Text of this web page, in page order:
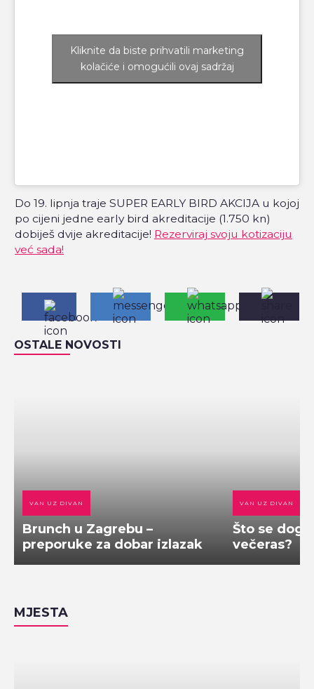
Kliknite da biste prihvatili marketing
kolačiće i omogućili ovaj sadržaj
Do 19. lipnja traje SUPER EARLY BIRD AKCIJA u kojoj
po cijeni jedne early bird akreditacije (1.750 kn)
dobiješ dvije akreditacije! Rezerviraj svoju kotizaciju
već sada!
OSTALE NOVOSTI
VAN UZ DIVAN
Brunch u Zagrebu –
preporuke za dobar izlazak
VAN UZ DIVAN
Što se
večeras?
MJESTA